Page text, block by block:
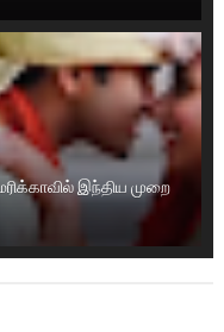
இந்திய முறை